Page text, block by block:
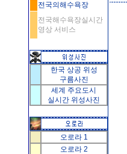
전국의해수욕장
전국해수욕장실시간
영상 서비스
한국 상공 위성
구름사진
세계 주요도시
실시간 위성사진
오로라 1
오로라 2